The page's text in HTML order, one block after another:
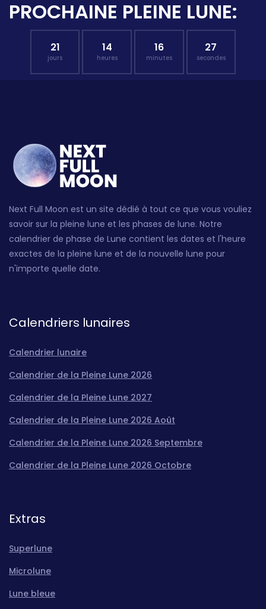
PROCHAINE PLEINE LUNE:
21
jours
14
heures
16
minutes
26
secondes
Next Full Moon est un site dédié à tout ce que vous vouliez
savoir sur la pleine lune et les phases de lune. Notre
calendrier de phase de Lune contient les dates et l'heure
exactes de la pleine lune et de la nouvelle lune pour
n'importe quelle date.
Calendriers lunaires
Calendrier lunaire
Calendrier de la Pleine Lune 2026
Calendrier de la Pleine Lune 2027
Calendrier de la Pleine Lune 2026 Août
Calendrier de la Pleine Lune 2026 Septembre
Calendrier de la Pleine Lune 2026 Octobre
Extras
Superlune
Microlune
Lune bleue